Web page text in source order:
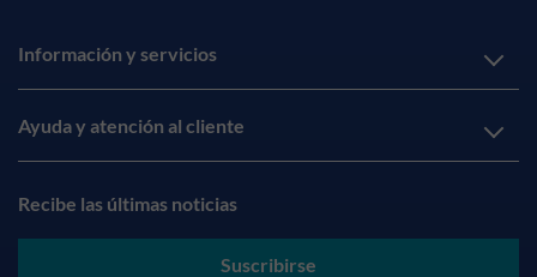
Información y servicios
Ayuda y atención al cliente
Recibe las últimas noticias
Suscribirse